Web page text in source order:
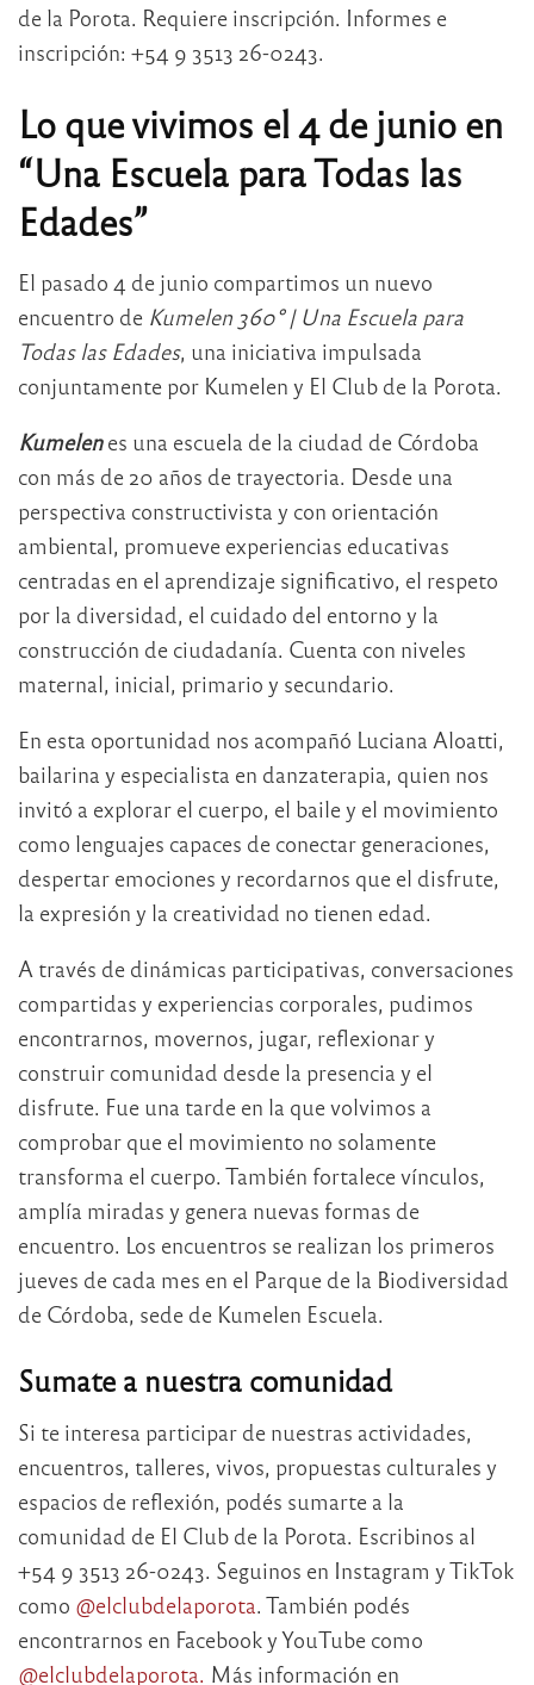
de la Porota. Requiere inscripción. Informes e
inscripción: +54 9 3513 26-0243.
Lo que vivimos el 4 de junio en
“Una Escuela para Todas las
Edades”
El pasado 4 de junio compartimos un nuevo
encuentro de Kumelen 360° | Una Escuela para
Todas las Edades, una iniciativa impulsada
conjuntamente por Kumelen y El Club de la Porota.
Kumelenes una escuela de la ciudad de Córdoba
con más de 20 años de trayectoria. Desde una
perspectiva constructivista y con orientación
ambiental, promueve experiencias educativas
centradas en el aprendizaje significativo, el respeto
por la diversidad, el cuidado del entorno y la
construcción de ciudadanía. Cuenta con niveles
maternal, inicial, primario y secundario.
En esta oportunidad nos acompañó Luciana Aloatti,
bailarina y especialista en danzaterapia, quien nos
invitó a explorar el cuerpo, el baile y el movimiento
como lenguajes capaces de conectar generaciones,
despertar emociones y recordarnos que el disfrute,
la expresión y la creatividad no tienen edad.
A través de dinámicas participativas, conversaciones
compartidas y experiencias corporales, pudimos
encontrarnos, movernos, jugar, reflexionar y
construir comunidad desde la presencia y el
disfrute. Fue una tarde en la que volvimos a
comprobar que el movimiento no solamente
transforma el cuerpo. También fortalece vínculos,
amplía miradas y genera nuevas formas de
encuentro. Los encuentros se realizan los primeros
jueves de cada mes en el Parque de la Biodiversidad
de Córdoba, sede de Kumelen Escuela.
Sumate a nuestra comunidad
Si te interesa participar de nuestras actividades,
encuentros, talleres, vivos, propuestas culturales y
espacios de reflexión, podés sumarte a la
comunidad de El Club de la Porota. Escribinos al
+54 9 3513 26-0243. Seguinos en Instagram y TikTok
como @elclubdelaporota. También podés
encontrarnos en Facebook y YouTube como
@elclubdelaporota. Más información en